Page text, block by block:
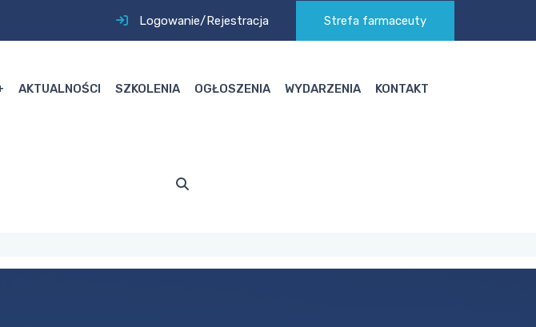
Logowanie/Rejestracja Strefa farmaceuty
AKTUALNOŚCI SZKOLENIA OGŁOSZENIA WYDARZENIA KONTAKT